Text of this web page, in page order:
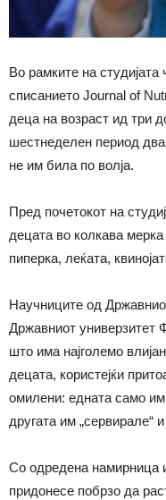
Во рамките на студијата
списанието Journal of
деца на возраст ид три
шестнеделен период
не им била по волја.
Пред почетокот на
децата во колкава
пиперка, леќата,
Научниците од
Државниот универзитет
што има најголемо
децата, користејќи
омилени: едната само им
другата им „сервирале“
Со одредена намирница
придонесе побрзо да